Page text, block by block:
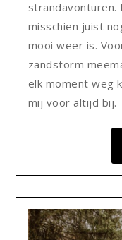
strandavonturen.
misschien juist
mooi weer is.
zandstorm
elk moment weg
mij voor altijd bij.